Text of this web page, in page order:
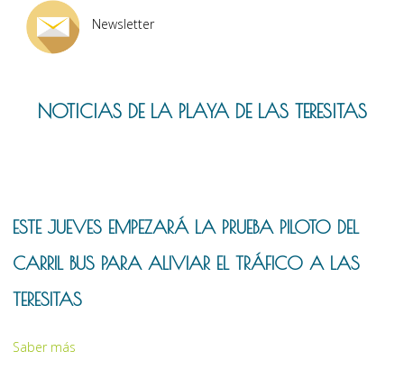
Newsletter
NOTICIAS DE LA PLAYA DE LAS TERESITAS
ESTE JUEVES EMPEZARÁ LA PRUEBA PILOTO DEL
CARRIL BUS PARA ALIVIAR EL TRÁFICO A LAS
TERESITAS
Saber más